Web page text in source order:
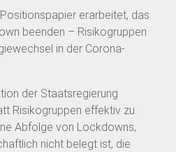
erarbeitet, das
beenden – Risikogruppen
in der Corona-
der Staatsregierung
Risikogruppen effektiv zu
Abfolge von Lockdowns,
nicht belegt ist, die